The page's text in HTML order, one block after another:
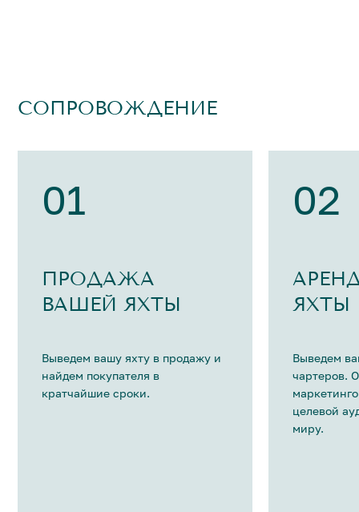
СОПРОВОЖДЕНИЕ
01
ПРОДАЖА
ВАШЕЙ ЯХТЫ
Выведем вашу яхту в продажу и
найдем покупателя в
кратчайшие сроки.
02
ЯХТЫ
Выведем
чартеров.
целевой
миру.